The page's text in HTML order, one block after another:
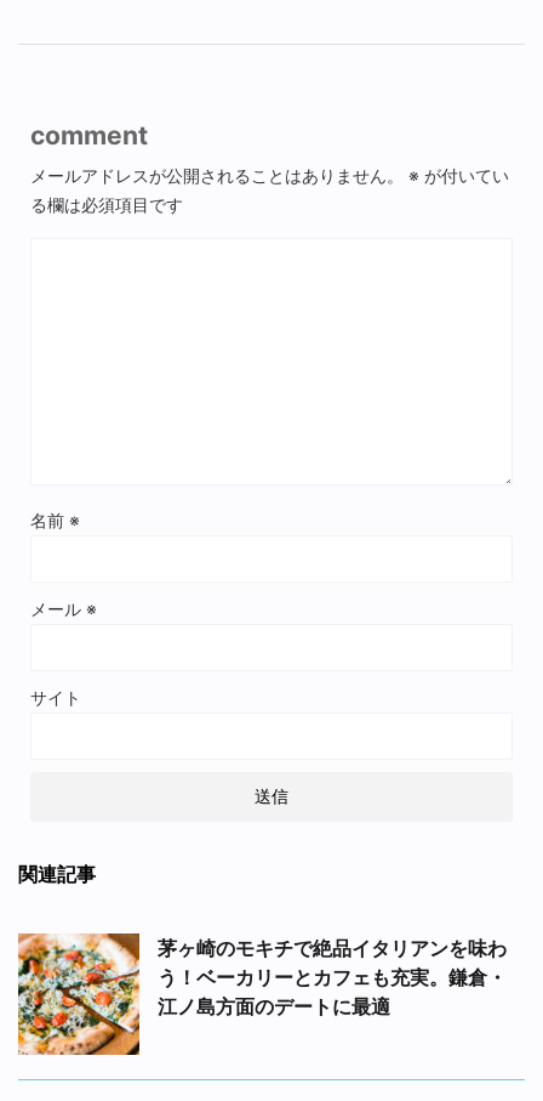
comment
メールアドレスが公開されることはありません。 ※ が付いてい
る欄は必須項目です
名前 ※
メール ※
サイト
関連記事
茅ヶ崎のモキチで絶品イタリアンを味わ
う！ベーカリーとカフェも充実。鎌倉・
江ノ島方面のデートに最適